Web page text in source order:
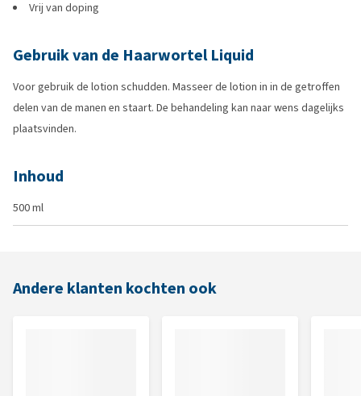
Vrij van doping
Gebruik van de Haarwortel Liquid
Voor gebruik de lotion schudden. Masseer de lotion in in de getroffen
delen van de manen en staart. De behandeling kan naar wens dagelijks
plaatsvinden.
Inhoud
500 ml
Andere klanten kochten ook